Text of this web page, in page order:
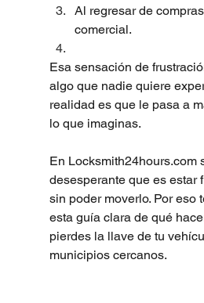
Al regresar de
comercial.
Esa sensación de
algo que nadie quiere
realidad es que le pasa a
lo que imaginas.
En Locksmith24hours.com
desesperante que es estar
sin poder moverlo. Por eso
esta guía clara de qué
pierdes la llave de tu
municipios cercanos.